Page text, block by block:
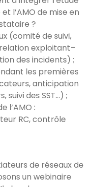
l’AMO de mise en
?
(comité de suivi,
exploitant–
des incidents) ;
les premières
anticipation
des SST…) ;
l’AMO :
RC, contrôle
de réseaux de
un webinaire